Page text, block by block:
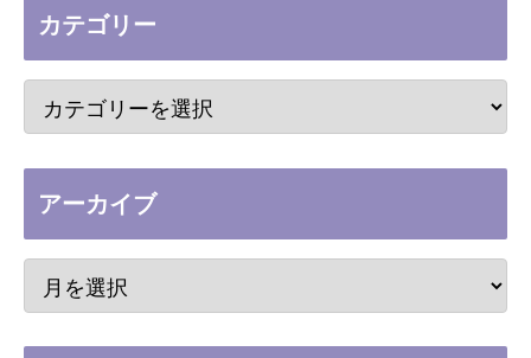
カテゴリー
アーカイブ